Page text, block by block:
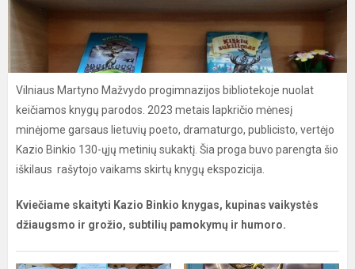
Vilniaus Martyno Mažvydo progimnazijos bibliotekoje nuolat
keičiamos knygų parodos. 2023 metais lapkričio mėnesį
minėjome garsaus lietuvių poeto, dramaturgo, publicisto, vertėjo
Kazio Binkio 130-ųjų metinių sukaktį. Šia proga buvo parengta šio
iškilaus rašytojo vaikams skirtų knygų ekspozicija.
Kviečiame skaityti Kazio Binkio knygas, kupinas vaikystės
džiaugsmo ir grožio, subtilių pamokymų ir humoro.